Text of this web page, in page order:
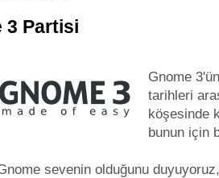
3 Partisi
Gnome
tarihleri
köşesinde
bunun için
sevenin olduğunu